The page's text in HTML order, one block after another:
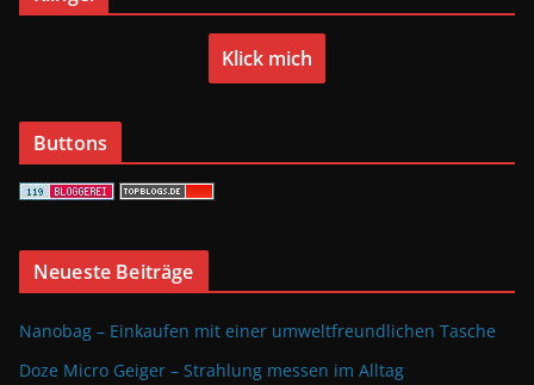
Klick mich
Buttons
Neueste Beiträge
Nanobag – Einkaufen mit einer umweltfreundlichen Tasche
Doze Micro Geiger – Strahlung messen im Alltag